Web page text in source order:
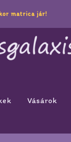
matrica jár!
Vásárok